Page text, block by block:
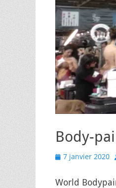
Body-
Posted
7 janvier 2020
World